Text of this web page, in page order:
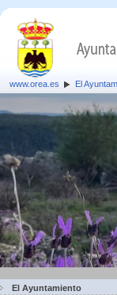
www.orea.es El
El Ayuntamiento